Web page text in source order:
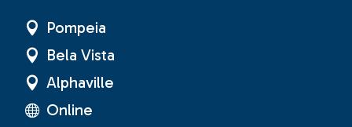
Pompeia
Bela Vista
Alphaville
Online